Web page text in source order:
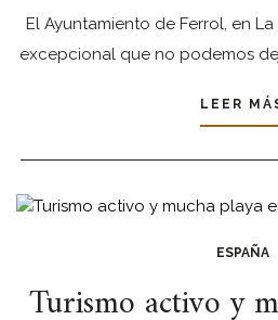
El Ayuntamiento de Ferrol, en
excepcional que no podemos
LEER
ESPAÑA
Turismo activo y